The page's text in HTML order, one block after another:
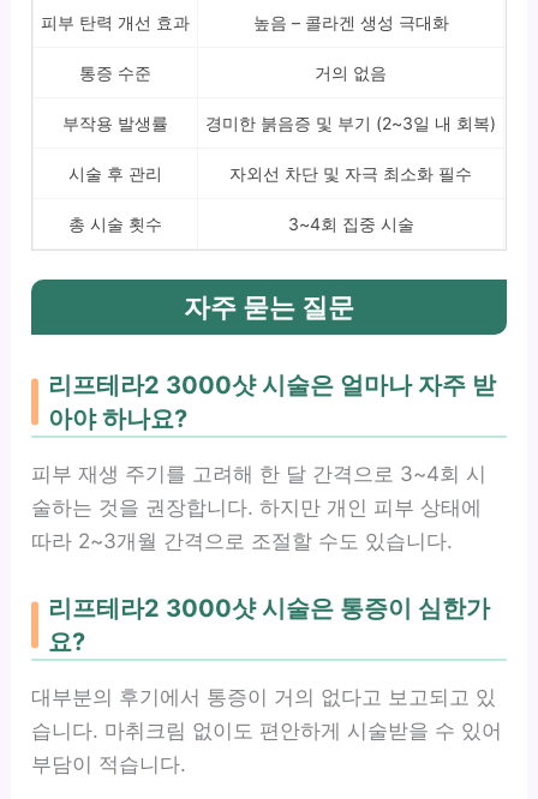
피부 탄력 개선 효과 높음 – 콜라겐 생성 극대화
통증 수준 거의 없음
부작용 발생률 경미한 붉음증 및 부기 (2~3일 내 회복)
시술 후 관리 자외선 차단 및 자극 최소화 필수
총 시술 횟수 3~4회 집중 시술
자주 묻는 질문
리프테라2 3000샷 시술은 얼마나 자주 받
아야 하나요?
피부 재생 주기를 고려해 한 달 간격으로 3~4회 시
술하는 것을 권장합니다. 하지만 개인 피부 상태에
따라 2~3개월 간격으로 조절할 수도 있습니다.
리프테라2 3000샷 시술은 통증이 심한가
요?
대부분의 후기에서 통증이 거의 없다고 보고되고 있
습니다. 마취크림 없이도 편안하게 시술받을 수 있어
부담이 적습니다.